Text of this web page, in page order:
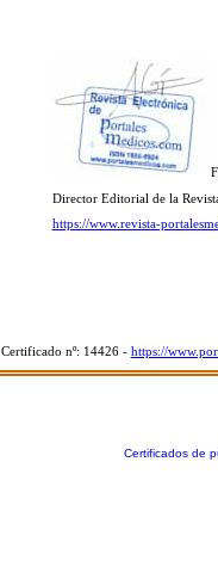
Director Editorial de la
https://www.revista-
Certificado nº: 14426 - https://
Certificados de